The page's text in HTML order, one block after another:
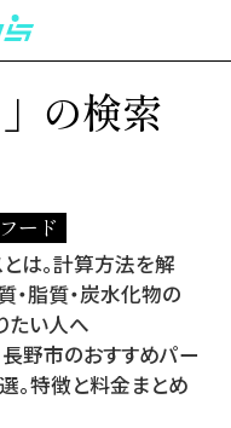
の検索
ード
は。計算方法を解
・脂質・炭水化物の
たい人へ
長野市のおすすめパー
。特徴と料金まとめ